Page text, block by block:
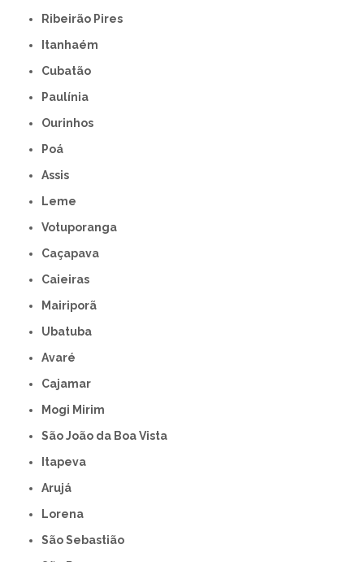
Ribeirão Pires
Itanhaém
Cubatão
Paulínia
Ourinhos
Poá
Assis
Leme
Votuporanga
Caçapava
Caieiras
Mairiporã
Ubatuba
Avaré
Cajamar
Mogi Mirim
São João da Boa Vista
Itapeva
Arujá
Lorena
São Sebastião